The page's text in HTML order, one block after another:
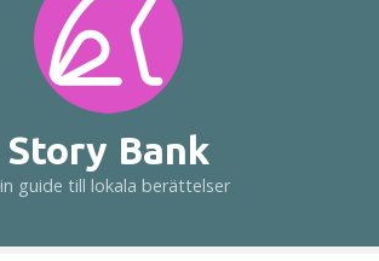
Story Bank
guide till lokala berättelser